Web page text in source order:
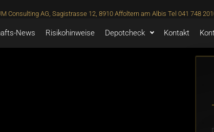
News Risikohinweise Depotcheck Kontakt